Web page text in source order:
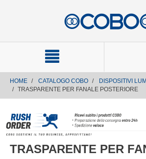
HOME CATALOGO COBO DISPOSITIVI
TRASPARENTE PER FANALE POSTERIORE
TRASPARENTE PER